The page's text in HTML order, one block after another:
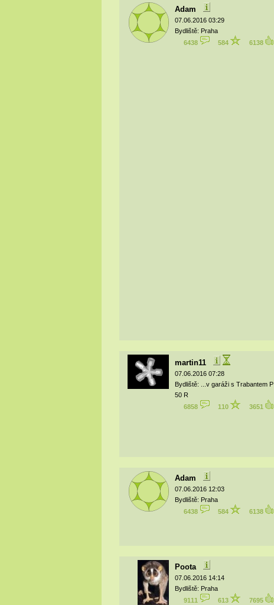
Adam
07.06.2016 03:29
Bydliště: Praha
6438
584 6138
martin11
07.06.2016 07:28
Bydliště: ...v garáži s Trabantem P
50 R
6858
110 3651
Adam
07.06.2016 12:03
Bydliště: Praha
6438
584 6138
Poota
07.06.2016 14:14
Bydliště: Praha
9111
613 7695